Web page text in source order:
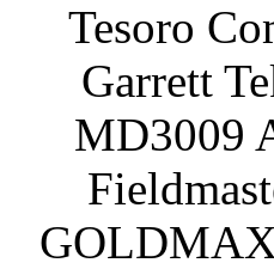
Tesoro
Garrett
MD3009